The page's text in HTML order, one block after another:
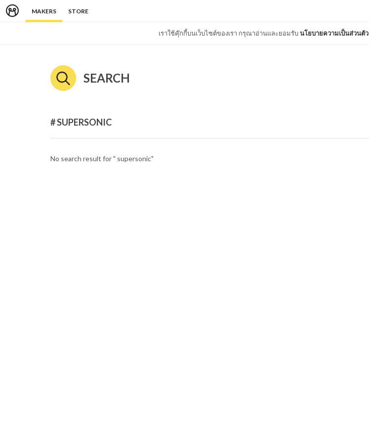
MAKERS STORE
เราใช้คุ๊กกี้บนเว็บไซต์ของเรา กรุณาอ่านและยอมรับนโยบายความเป็นส่วนตัว
SEARCH
# SUPERSONIC
No search result for " supersonic"